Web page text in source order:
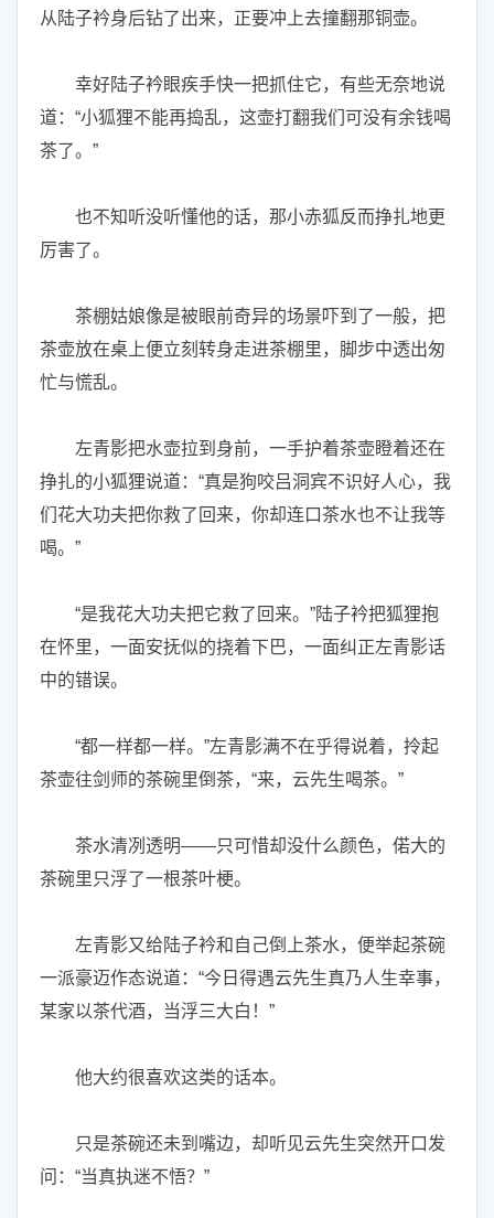
从陆子衿身后钻了出来，正要冲上去撞翻那铜壶。
幸好陆子衿眼疾手快一把抓住它，有些无奈地说
道：“小狐狸不能再捣乱，这壶打翻我们可没有余钱喝
茶了。”
也不知听没听懂他的话，那小赤狐反而挣扎地更
厉害了。
茶棚姑娘像是被眼前奇异的场景吓到了一般，把
茶壶放在桌上便立刻转身走进茶棚里，脚步中透出匆
忙与慌乱。
左青影把水壶拉到身前，一手护着茶壶瞪着还在
挣扎的小狐狸说道：“真是狗咬吕洞宾不识好人心，我
们花大功夫把你救了回来，你却连口茶水也不让我等
喝。”
“是我花大功夫把它救了回来。”陆子衿把狐狸抱
在怀里，一面安抚似的挠着下巴，一面纠正左青影话
中的错误。
“都一样都一样。”左青影满不在乎得说着，拎起
茶壶往剑师的茶碗里倒茶，“来，云先生喝茶。”
茶水清冽透明——只可惜却没什么颜色，偌大的
茶碗里只浮了一根茶叶梗。
左青影又给陆子衿和自己倒上茶水，便举起茶碗
一派豪迈作态说道：“今日得遇云先生真乃人生幸事，
某家以茶代酒，当浮三大白！”
他大约很喜欢这类的话本。
只是茶碗还未到嘴边，却听见云先生突然开口发
问：“当真执迷不悟？”